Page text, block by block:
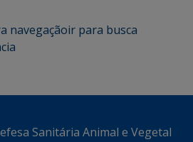
navegaçãoir para busca
Sanitária Animal e Vegetal